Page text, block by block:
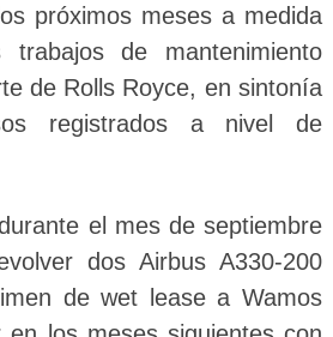
próximos meses a medida
de mantenimiento
de Rolls Royce, en sintonía
registrados a nivel de
el mes de septiembre
dos Airbus A330-200
de wet lease a Wamos